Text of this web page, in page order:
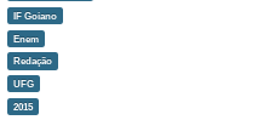
IF Goiano
Enem
Redação
UFG
2015